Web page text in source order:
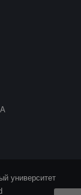
университет